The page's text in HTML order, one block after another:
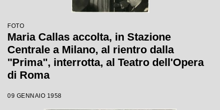
FOTO
Maria Callas accolta, in Stazione
Centrale a Milano, al rientro dalla
"Prima", interrotta, al Teatro dell'Opera
di Roma
09 GENNAIO 1958